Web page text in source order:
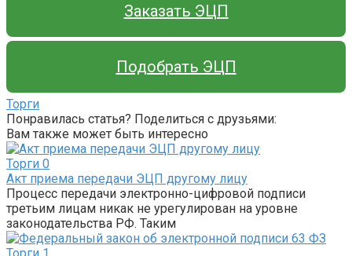
Заказать ЭЦП
Подобрать ЭЦП
Торги
Понравилась статья? Поделиться с друзьями:
Вам также может быть интересно
Торги 0
Акт приема передачи ЭЦП другому лицу
Процесс передачи электронно-цифровой подписи
третьим лицам никак не урегулирован на уровне
законодательства РФ. Таким